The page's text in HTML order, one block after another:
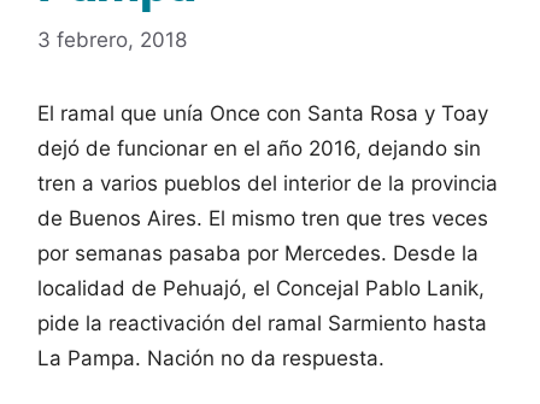
3 febrero, 2018
El ramal que unía Once con Santa Rosa y Toay
dejó de funcionar en el año 2016, dejando sin
tren a varios pueblos del interior de la provincia
de Buenos Aires. El mismo tren que tres veces
por semanas pasaba por Mercedes. Desde la
localidad de Pehuajó, el Concejal Pablo Lanik,
pide la reactivación del ramal Sarmiento hasta
La Pampa. Nación no da respuesta.